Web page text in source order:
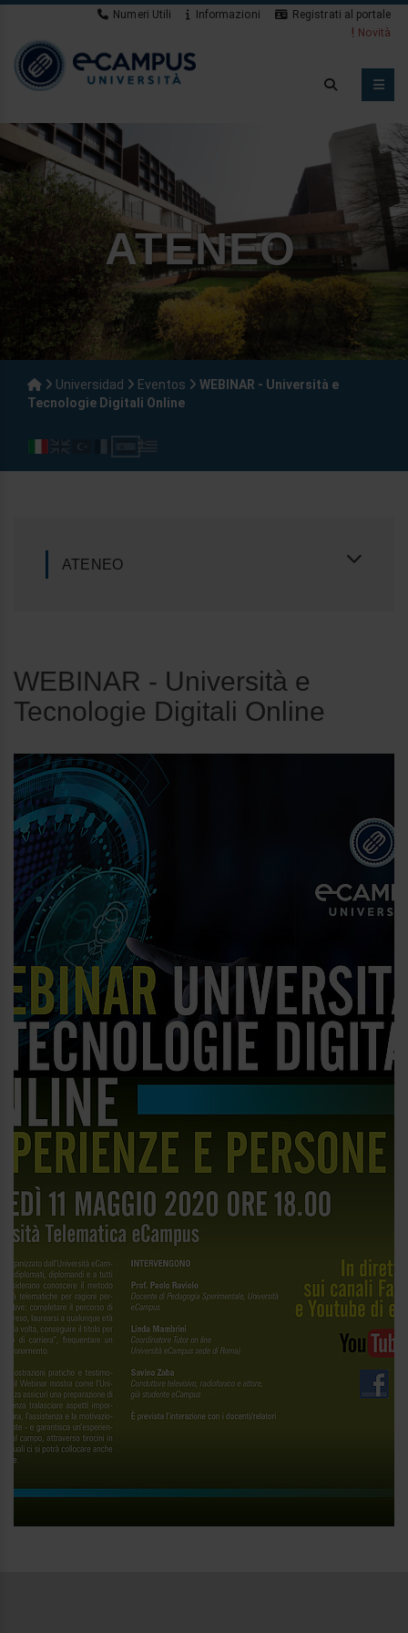
Numeri Utili Informazioni
Registrati al portale
Novità
ATENEO
Universidad Eventos
WEBINAR - Università e
Tecnologie Digitali Online
ATENEO
WEBINAR - Università e
Tecnologie Digitali Online